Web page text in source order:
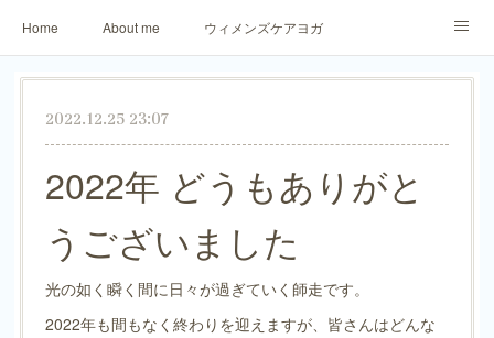
Home About me ウィメンズケアヨガ
アロマリラックスヨガ パーソナトレーニング
2022.12.25 23:07
2022年 どうもありがと
うございました
光の如く瞬く間に日々が過ぎていく師走です。
2022年も間もなく終わりを迎えますが、皆さんはどんな